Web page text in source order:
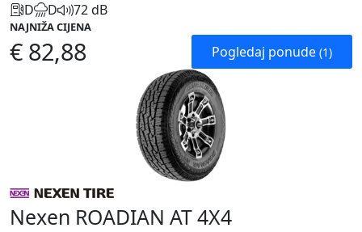
D D 72 dB
NAJNIŽA CIJENA
€ 82,88 Pogledaj ponude (1)
Nexen ROADIAN AT 4X4